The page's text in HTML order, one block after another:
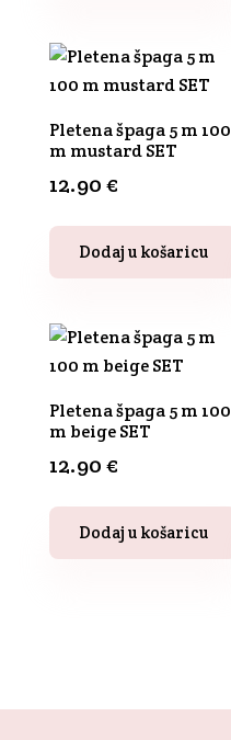
Pletena špaga 5 m 100
m mustard SET
12.90€
Dodaj u košaricu
Pletena špaga 5 m 100
m beige SET
12.90€
Dodaj u košaricu